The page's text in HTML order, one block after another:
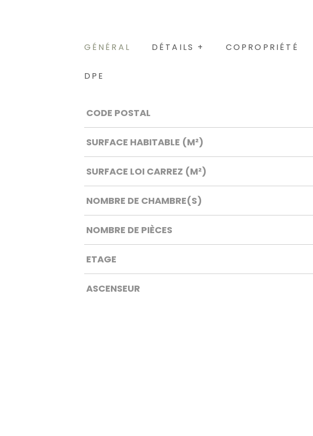
GÉNÉRAL DÉTAILS + COPROPRIÉTÉ
DPE
Caractérisque Valeurs
CODE POSTAL
SURFACE HABITABLE (M²)
SURFACE LOI CARREZ (M²)
NOMBRE DE CHAMBRE(S)
NOMBRE DE PIÈCES
ETAGE
ASCENSEUR